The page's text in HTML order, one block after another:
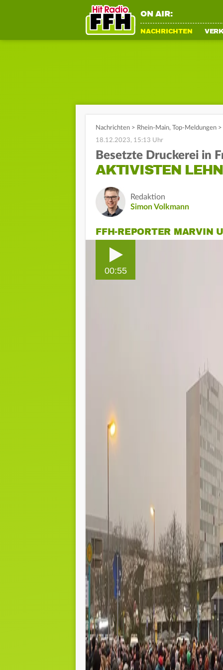
ON AIR:
NACHRICHTEN
Nachrichten > Rhein-Main, Top-Meldungen >
18.12.2023, 15:13 Uhr
Besetzte Druckerei in
AKTIVISTEN
Redaktion
Simon Volkmann
FFH-REPORTER MARVIN
00:55